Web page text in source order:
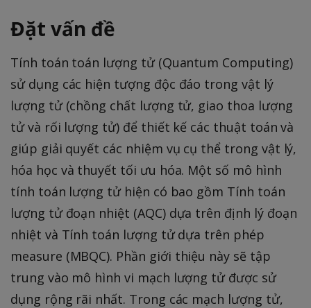
Đặt vấn đề
Tính toán toán lượng tử (Quantum Computing)
sử dụng các hiện tượng độc đáo trong vật lý
lượng tử (chồng chất lượng tử, giao thoa lượng
tử và rối lượng tử) để thiết kế các thuật toán và
giúp giải quyết các nhiệm vụ cụ thể trong vật lý,
hóa học và thuyết tối ưu hóa. Một số mô hình
tính toán lượng tử hiện có bao gồm Tính toán
lượng tử đoạn nhiệt (AQC) dựa trên định lý đoạn
nhiệt và Tính toán lượng tử dựa trên phép
measure (MBQC). Phần giới thiệu này sẽ tập
trung vào mô hình vi mạch lượng tử được sử
dụng rộng rãi nhất. Trong các mạch lượng tử,